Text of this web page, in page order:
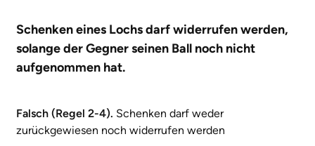
Schenken eines Lochs darf widerrufen werden,
solange der Gegner seinen Ball noch nicht
aufgenommen hat.
Falsch (Regel 2-4). Schenken darf weder
zurückgewiesen noch widerrufen werden